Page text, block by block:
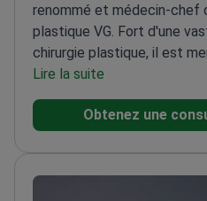
renommé et médecin-chef
plastique VG. Fort d'une
chirurgie plastique, il est
coréenne de chirurgie
plastique esthétique et de
spécialisé dans les
visage et du corps.
Lire la suite
Obtenez une